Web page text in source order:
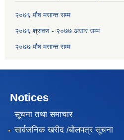
२०७६ पौष मसान्त सम्म
२०७६ श्रावण - २०७७ असार सम्म
२०७७ पौष मसान्त सम्म
Notices
सूचना तथा समाचार
सार्वजनिक खरीद /बोलपत्र सूचना